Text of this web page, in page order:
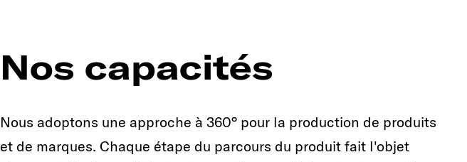
Nos capacités
Nous adoptons une approche à 360° pour la production de produits
et de marques. Chaque étape du parcours du produit fait l'objet